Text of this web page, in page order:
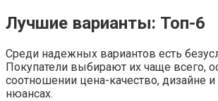
Лучшие варианты: Топ-6
Среди надежных вариантов есть
Покупатели выбирают их чаще всего,
соотношении цена-качество, дизайне
нюансах.